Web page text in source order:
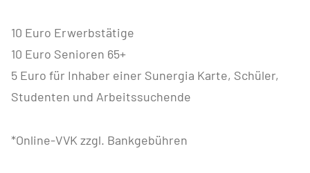
10 Euro Erwerbstätige
10 Euro Senioren 65+
5 Euro für Inhaber einer Sunergia Karte, Schüler,
Studenten und Arbeitssuchende
*Online-VVK zzgl. Bankgebühren